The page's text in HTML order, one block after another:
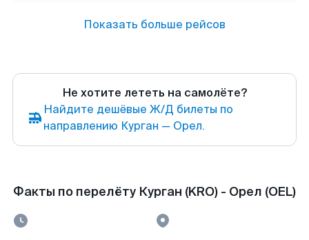
Показать больше рейсов
Не хотите лететь на самолёте?
Найдите дешёвые Ж/Д билеты по
направлению Курган — Орел.
Факты по перелёту Курган (KRO) - Орел (OEL)